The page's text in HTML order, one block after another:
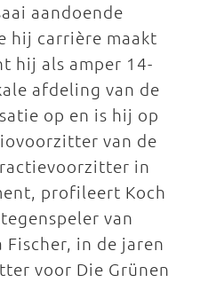
aandoende
hij carrière maakt
hij als amper 14-
afdeling van de
op en is hij op
van de
in
profileert Koch
van
in de jaren
voor Die Grünen